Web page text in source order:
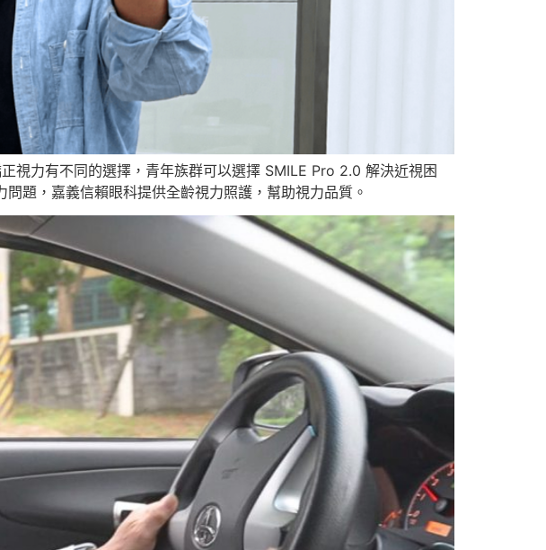
視力有不同的選擇，青年族群可以選擇 SMILE Pro 2.0 解決近視困
題，嘉義信賴眼科提供全齡視力照護，幫助視力品質。